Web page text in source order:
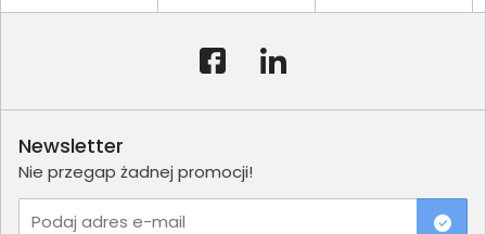
Newsletter
Nie przegap żadnej promocji!
Podaj adres e-mail